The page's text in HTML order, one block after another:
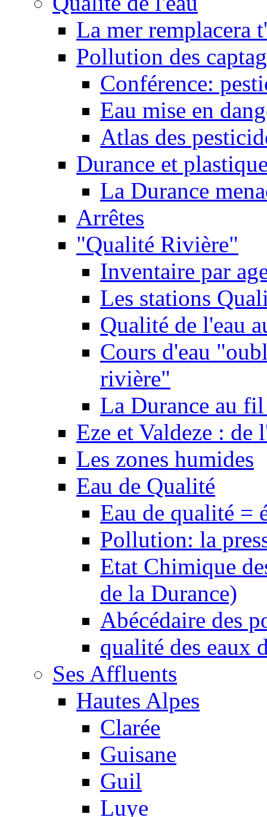
La mer remplacera
Pollution des
Conférence:
Eau mise en
Atlas des
Durance et
La Durance
Arrêtes
"Qualité Rivière"
Inventaire par
Les stations
Qualité de l'eau
Cours d'eau
rivière"
La Durance au
Eze et Valdeze : de
Les zones humides
Eau de Qualité
Eau de qualité =
Pollution: la
Etat Chimique
de la Durance)
Abécédaire des
qualité des eaux
Ses Affluents
Hautes Alpes
Clarée
Guisane
Guil
Luye